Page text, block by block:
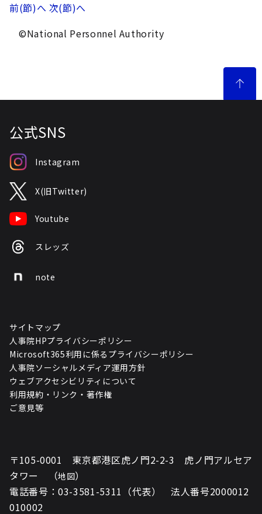
前(節)へ 次(節)へ
©National Personnel Authority
公式SNS
Instagram
X(旧Twitter)
Youtube
スレッズ
note
サイトマップ
人事院HPプライバシーポリシー
Microsoft365利用に係るプライバシーポリシー
人事院ソーシャルメディア運用方針
ウェブアクセシビリティについて
利用規約・リンク・著作権
ご意見等
〒105-0001 東京都港区虎ノ門2-2-3 虎ノ門アルセア
タワー （地図）
電話番号：03-3581-5311（代表） 法人番号2000012
010002